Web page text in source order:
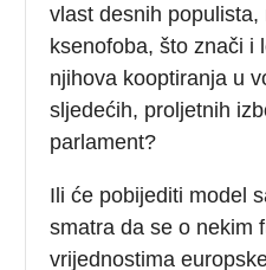
vlast desnih populista,
ksenofoba, što znači i
njihova kooptiranja u
sljedećih, proljetnih
parlament?
Ili će pobijediti model
smatra da se o nekim
vrijednostima